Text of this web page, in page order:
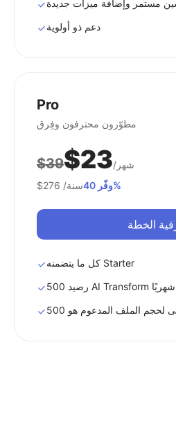
مستمر وإضافة ميزات جديدة
دعم ذو أولوية
Pro
مطوّرون محترفون وفِرق
$39$23 /شهر
$276
/سنة وفّر 40%
الخطة
كل ما يتضمنه Starter
500 رصيد AI Transform شهريًا